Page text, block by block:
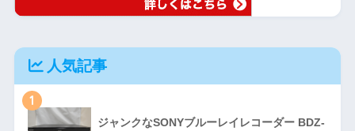
人気記事
1
ジャンクなSONYブルーレイレコーダー BDZ-